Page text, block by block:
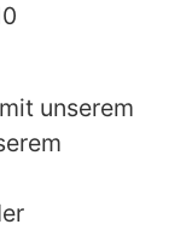
unserem